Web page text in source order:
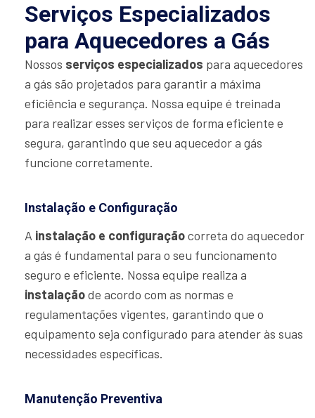
Serviços Especializados
para Aquecedores a Gás
Nossos serviços especializados para aquecedores
a gás são projetados para garantir a máxima
eficiência e segurança. Nossa equipe é treinada
para realizar esses serviços de forma eficiente e
segura, garantindo que seu aquecedor a gás
funcione corretamente.
Instalação e Configuração
A instalação e configuraçãocorreta do aquecedor
a gás é fundamental para o seu funcionamento
seguro e eficiente. Nossa equipe realiza a
instalaçãode acordo com as normas e
regulamentações vigentes, garantindo que o
equipamento seja configurado para atender às suas
necessidades específicas.
Manutenção Preventiva